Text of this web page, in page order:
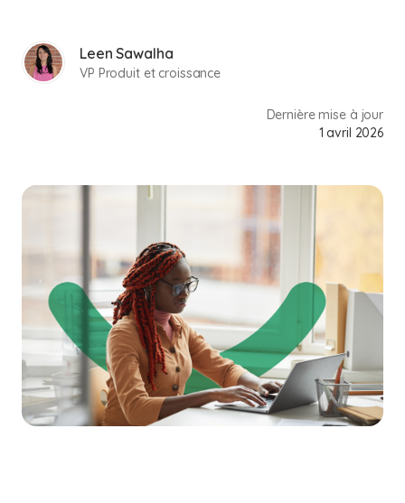
Leen Sawalha
VP Produit et croissance
Dernière mise à jour
1 avril 2026